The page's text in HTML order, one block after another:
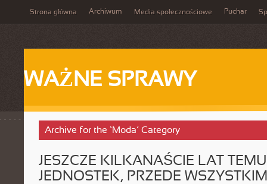
Strona główna Archiwum Media społecznościowe Puchar
WAŻNE SPRAWY
Archive for the ‘Moda’ Category
JESZCZE KILKANAŚCIE LAT
JEDNOSTEK, PRZEDE WSZYSTKIM